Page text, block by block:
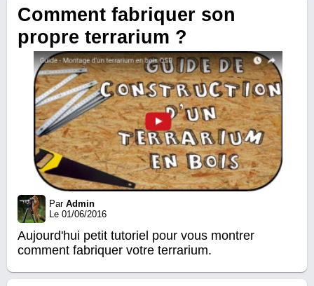
Comment fabriquer son
propre terrarium ?
Par Admin
Le 01/06/2016
Aujourd'hui petit tutoriel pour vous montrer
comment fabriquer votre terrarium.